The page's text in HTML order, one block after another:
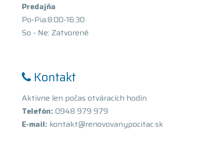
Predajňa
Po-Pia:8:00-16:30
So - Ne: Zatvorené
Kontakt
Aktívne len počas otváracích hodín
Telefón: 0948 979 979
E-mail: kontakt@renovovanypocitac.sk